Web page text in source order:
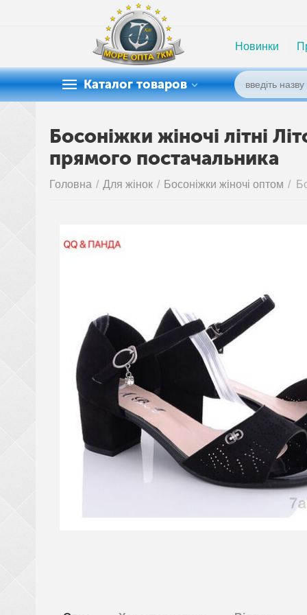
Новинки
Каталог товаров
Босоніжки жіночі літні
прямого постачальника
Головна / Для жінок / Босоніжки жіночі оптом /